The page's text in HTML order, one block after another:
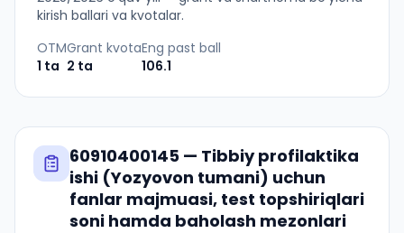
kirish ballari va kvotalar.
OTM
1 ta
Grant kvota
2 ta
Eng past ball
106.1
60910400145 — Tibbiy profilaktika
ishi (Yozyovon tumani) uchun
fanlar majmuasi, test topshiriqlari
soni hamda baholash mezonlari